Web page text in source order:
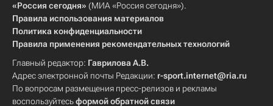
«Россия сегодня» (МИА «Россия сегодня»).
Правила использования материалов
Политика конфиденциальности
Правила применения рекомендательных технологий
Главный редактор: Гаврилова А.В.
Адрес электронной почты Редакции: r-sport.internet@ria.ru
По вопросам размещения пресс-релизов и рекламы
воспользуйтесьформой обратной связи